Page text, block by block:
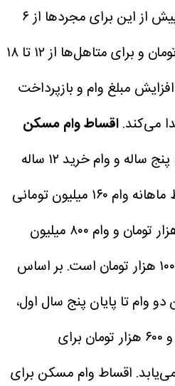
پرداخت کرد؛ هزینه‌ای که پیش از این برای مجردها از ۶
میلیون تا حدود ۹ میلیون تومان و برای متاهل‌ها از ۱۲ تا ۱۸
مبلغ وام و بازپرداخت
می‌کند.اقساط وام مسکن
دوره بازپرداخت وام جعاله، پنج ساله و وام خرید ۱۲ ساله
است. بر این اساس، اقساط ماهانه وام ۱۶۰ میلیون تومانی
حدود چهار میلیون و ۵۰۰ هزار تومان و وام ۸۰۰ میلیون
تومانی حدود ۱۶ میلیون و ۱۰۰ هزار تومان است. بر اساس
وام تا پایان پنج سال اول،
ماهانه به حدود ۲۰ میلیون و ۶۰۰ هزار تومان برای
اقساط وام مسکن برای